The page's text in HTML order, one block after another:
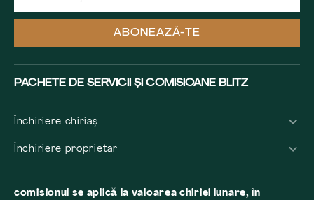
ABONEAZĂ-TE
PACHETE DE SERVICII ȘI COMISIOANE BLITZ
Închiriere chiriaș
Închiriere proprietar
comisionul se aplică la valoarea chiriei lunare, în